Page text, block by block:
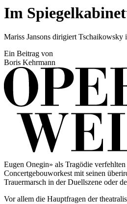
Im
Mariss Jansons dirigiert Tschaikowsky
Ein Beitrag von
Boris Kehrmann
Eugen Onegin» als Tragödie
Concertgebouworkest mit seinen
Trauermarsch in der Duellszene oder
Vor allem die Hauptfragen der